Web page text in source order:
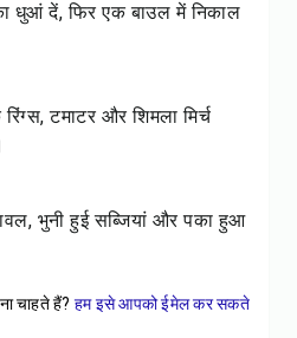
धुआं दें, फिर एक बाउल में निकाल
टमाटर और शिमला मिर्च
भुनी हुई सब्जियां और पका हुआ
चाहते हैं? हम इसे आपको ईमेल कर सकते